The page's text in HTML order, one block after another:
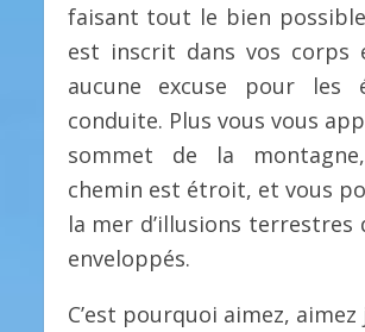
faisant tout le bien
est inscrit dans vos corps
aucune excuse pour les
conduite. Plus vous vous
sommet de la
chemin est étroit, et vous
la mer d’illusions terrestres
enveloppés.
C’est pourquoi aimez, aimez